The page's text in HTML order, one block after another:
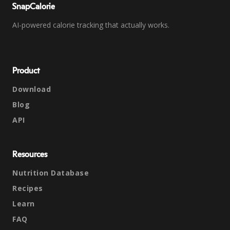
SnapCalorie
AI-powered calorie tracking that actually works.
Product
Download
Blog
API
Resources
Nutrition Database
Recipes
Learn
FAQ